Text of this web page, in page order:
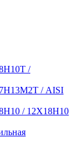
/
/ AISI
/ 12Х18Н10